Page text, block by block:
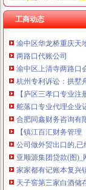
工商动态
渝中区重庆天地,佳
[重庆渝中区]瑞安重
两路口代账公司
渝中区上清寺两路口
杭州专利诉讼：拱墅
【庐区三孝口专业注
舵落口专业代理企
合肥同鑫财务咨询有
【镇江百汇财务管理
公司做外贸出口的,
亚顺源集团贷款(图)_
家家都有记账本复兴
天子窖第三家白酒储
大坪代账公司